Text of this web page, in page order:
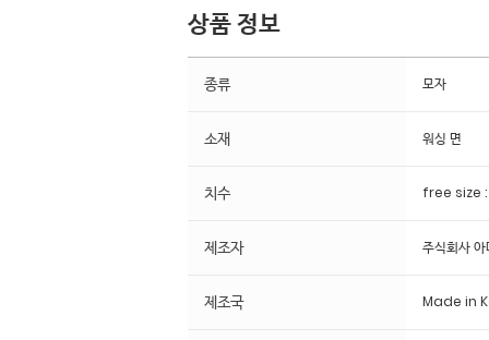
상품 정보
종류 모자
소재 워싱 면
치수 free size :
제조자 주식회사
제조국 Made in